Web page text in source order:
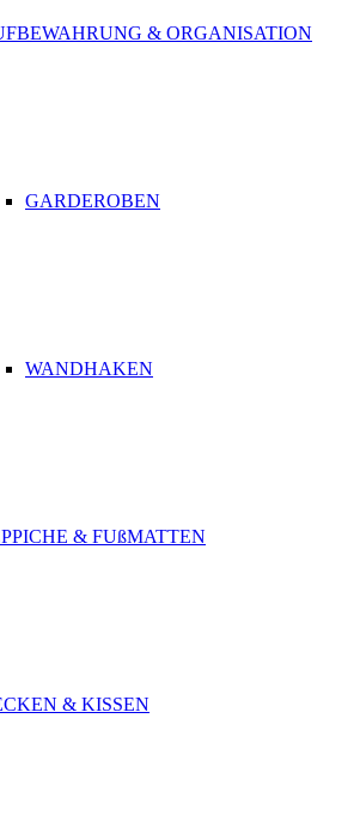
& ORGANISATION
GARDEROBEN
WANDHAKEN
& FUßMATTEN
& KISSEN